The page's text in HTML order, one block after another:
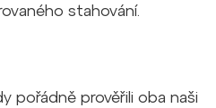
stahování.
pořádně prověřili oba naši